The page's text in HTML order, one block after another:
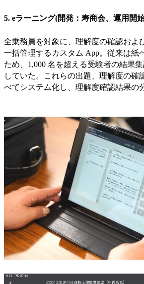
5. eラーニング(開発：寿商会、運用開
全乗務員を対象に、理解度の確認およ
一括管理するカスタム App。従来は紙
ため、1,000 名を超える受験者の結果
していた。これらの出題、理解度の確
べてシステム化し、理解度確認結果の